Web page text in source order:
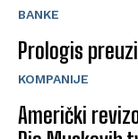
BANKE
Prologis
KOMPANIJE
Američki